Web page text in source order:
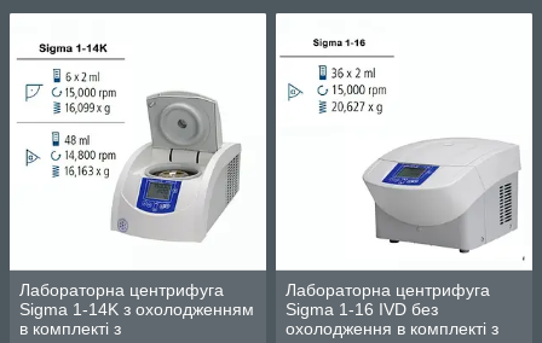
Лабораторна центрифуга
Sigma 1-14K з охолодженням
в комплекті з
Лабораторна центрифуга
Sigma 1-16 IVD без
охолодження в комплекті з